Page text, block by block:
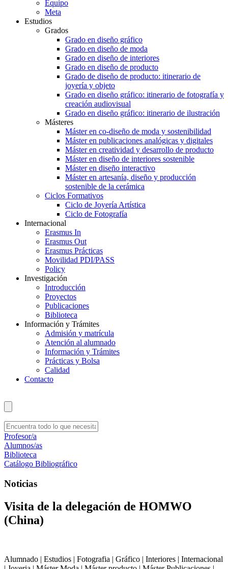
Equipo
Meta
Estudios
Grados
Grado en diseño gráfico
Grado en diseño de moda
Grado en diseño de interiores
Grado en diseño de producto
Grado de diseño de producto: itinerario de
joyería y objeto
Grado en diseño gráfico: itinerario de fotografía y
creación audiovisual
Grado en diseño gráfico: itinerario de ilustración
Másteres
Máster en co-diseño de moda y sostenibilidad
Máster en publicaciones analógicas y digitales
Máster en creatividad y desarrollo de producto
Máster en diseño de interiores sostenible
Máster en diseño interactivo
Máster en artesanía, diseño y producción
sostenible de la cerámica
Ciclos Formativos
Ciclo de Joyería Artística
Ciclo de Fotografía
Internacional
Erasmus In
Erasmus Out
Erasmus Prácticas
Movilidad PDI/PASS
Policy
Investigación
Introducción
Proyectos
Publicaciones
Biblioteca
Información y Trámites
Admisión y matrícula
Atención al alumnado
Información y Trámites
Prácticas y Bolsa
Calidad
Contacto
Profesor/a
Alumnos/as
Biblioteca
Catálogo Bibliográfico
Noticias
Visita de la delegación de HOMWO
(China)
Alumnado | Estudios | Fotografia | Gráfico | Interiores | Internacional